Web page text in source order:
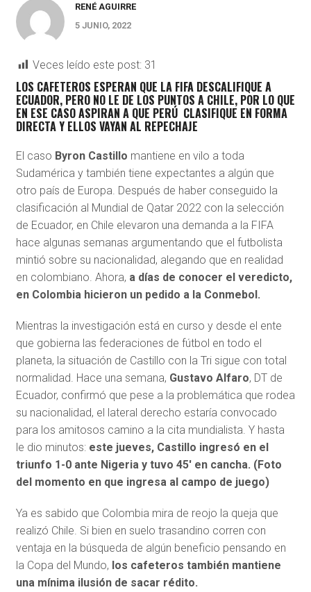
RENÉ AGUIRRE
5 JUNIO, 2022
Veces leído este post: 31
LOS CAFETEROS ESPERAN QUE LA FIFA DESCALIFIQUE A
ECUADOR, PERO NO LE DE LOS PUNTOS A CHILE, POR LO QUE
EN ESE CASO ASPIRAN A QUE PERÚ CLASIFIQUE EN FORMA
DIRECTA Y ELLOS VAYAN AL REPECHAJE
El caso Byron Castillo mantiene en vilo a toda
Sudamérica y también tiene expectantes a algún que
otro país de Europa. Después de haber conseguido la
clasificación al Mundial de Qatar 2022 con la selección
de Ecuador, en Chile elevaron una demanda a la FIFA
hace algunas semanas argumentando que el futbolista
mintió sobre su nacionalidad, alegando que en realidad
en colombiano. Ahora, a días de conocer el veredicto,
en Colombia hicieron un pedido a la Conmebol.
Mientras la investigación está en curso y desde el ente
que gobierna las federaciones de fútbol en todo el
planeta, la situación de Castillo con la Tri sigue con total
normalidad. Hace una semana, Gustavo Alfaro, DT de
Ecuador, confirmó que pese a la problemática que rodea
su nacionalidad, el lateral derecho estaría convocado
para los amitosos camino a la cita mundialista. Y hasta
le dio minutos: este jueves, Castillo ingresó en el
triunfo 1-0 ante Nigeria y tuvo 45′ en cancha. (Foto
del momento en que ingresa al campo de juego)
Ya es sabido que Colombia mira de reojo la queja que
realizó Chile. Si bien en suelo trasandino corren con
ventaja en la búsqueda de algún beneficio pensando en
la Copa del Mundo, los cafeteros también mantiene
una mínima ilusión de sacar rédito.